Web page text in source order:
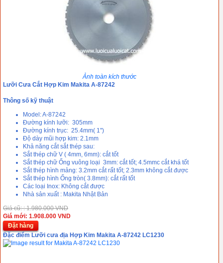
Ảnh toàn kích thước
Lưỡi Cưa Cắt Hợp Kim Makita A-87242
Thông số kỹ thuật
Model: A-87242
Đường kính lưỡi: 305mm
Đường kính trục: 25.4mm( 1'')
Độ dày mũi hợp kim: 2.1mm
Khả năng cắt sắt thép sau:
Sắt thép chữ V ( 4mm, 6mm): cắt tốt
Sắt thép chữ Ống vuông loại 3mm: cắt tốt; 4.5mmc cắt khá tốt
Sắt thép hình mảng: 3.2mm cắt rất tốt; 2.3mm không cắt được
Sắt thép hình Ống tròn( 3.8mm): cắt rất tốt
Các loại Inox: Không cắt được
Nhà sản xuất : Makita Nhật Bản
Giá cũ: : 1.980.000 VND
Giá mới: 1.908.000 VND
Đặt hàng
Đặc điểm Lưỡi cưa địa Hợp Kim Makita A-87242 LC1230